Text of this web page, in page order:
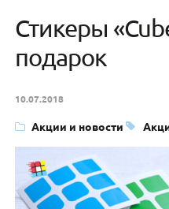
Стикеры
подарок
10.07.2018
Акции и новости